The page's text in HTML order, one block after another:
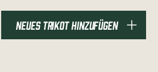
NEUES TRIKOT HINZUFÜGEN